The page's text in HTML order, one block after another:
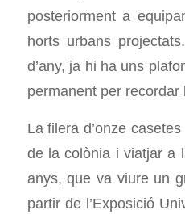
posteriorment a
horts urbans
d’any, ja hi ha uns
permanent per recordar
La filera d’onze
de la colònia i viatjar a
anys, que va viure un
partir de l’Exposició